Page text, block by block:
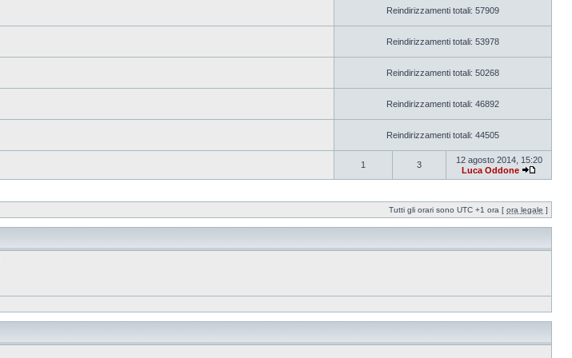
Reindirizzamenti totali: 57909
Reindirizzamenti totali: 53978
Reindirizzamenti totali: 50268
Reindirizzamenti totali: 46892
Reindirizzamenti totali: 44505
1 3
12 agosto 2014, 15:20
Luca Oddone
Tutti gli orari sono UTC +1 ora [ ora legale ]